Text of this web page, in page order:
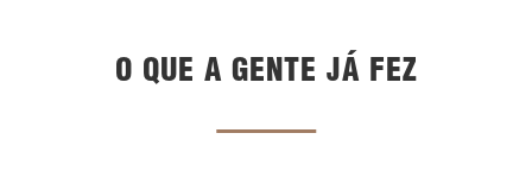
O QUE A GENTE JÁ FEZ